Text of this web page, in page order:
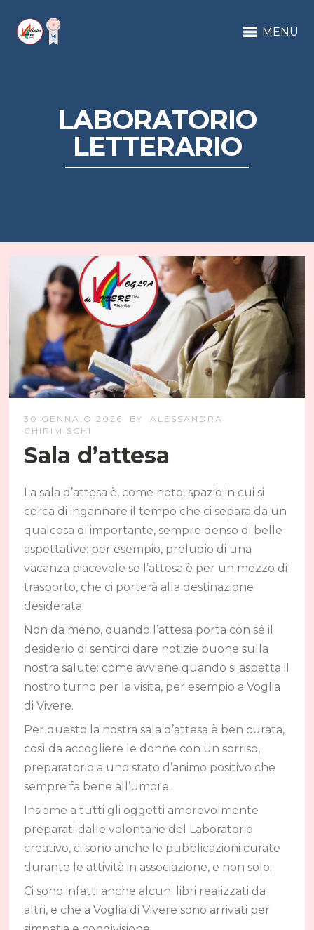
MENU
LABORATORIO
LETTERARIO
30 GENNAIO 2026 BY
ALESSANDRA
CHIRIMISCHI
Sala d’attesa
La sala d’attesa è, come noto, spazio in cui si
cerca di ingannare il tempo che ci separa da un
qualcosa di importante, sempre denso di belle
aspettative: per esempio, preludio di una
vacanza piacevole se l’attesa è per un mezzo di
trasporto, che ci porterà alla destinazione
desiderata.
Non da meno, quando l’attesa porta con sé il
desiderio di sentirci dare notizie buone sulla
nostra salute: come avviene quando si aspetta il
nostro turno per la visita, per esempio a Voglia
di Vivere.
Per questo la nostra sala d’attesa è ben curata,
così da accogliere le donne con un sorriso,
preparatorio a uno stato d’animo positivo che
sempre fa bene all’umore.
Insieme a tutti gli oggetti amorevolmente
preparati dalle volontarie del Laboratorio
creativo, ci sono anche le pubblicazioni curate
durante le attività in associazione, e non solo.
Ci sono infatti anche alcuni libri realizzati da
altri, e che a Voglia di Vivere sono arrivati per